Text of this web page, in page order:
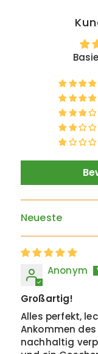
Sort by
Anonym
Großartig!
Alles perfekt,
Ankommen
nachhaltig